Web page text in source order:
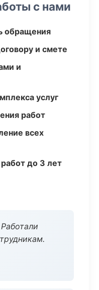
с нами
обращения
и смете
и
услуг
работ
всех
до 3 лет